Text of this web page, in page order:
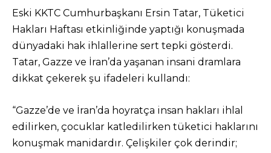
Eski KKTC Cumhurbaşkanı Ersin Tatar, Tüketici
Hakları Haftası etkinliğinde yaptığı konuşmada
dünyadaki hak ihlallerine sert tepki gösterdi.
Tatar, Gazze ve İran’da yaşanan insani dramlara
dikkat çekerek şu ifadeleri kullandı:
“Gazze’de ve İran’da hoyratça insan hakları ihlal
edilirken, çocuklar katledilirken tüketici haklarını
konuşmak manidardır. Çelişkiler çok derindir;